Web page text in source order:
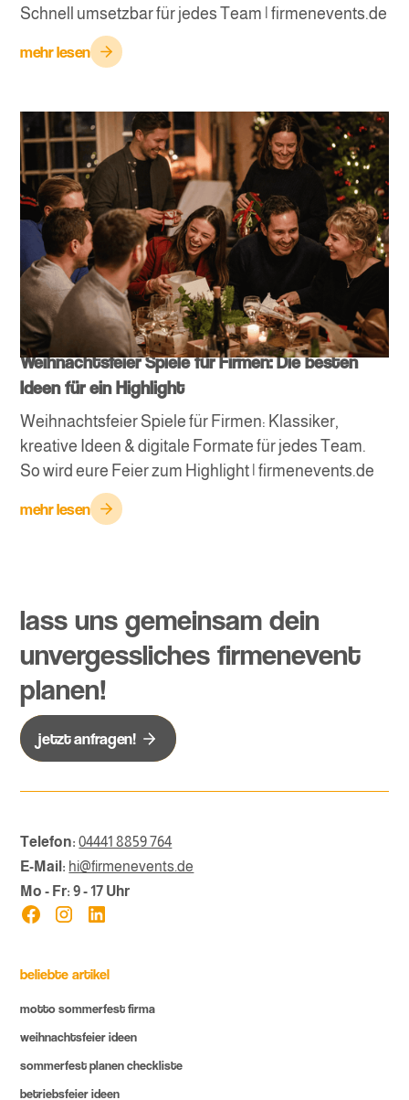
Schnell umsetzbar für jedes Team | firmenevents.de
mehr lesen
Weihnachtsfeier Spiele für Firmen: Die besten
Ideen für ein Highlight
Weihnachtsfeier Spiele für Firmen: Klassiker,
kreative Ideen & digitale Formate für jedes Team.
So wird eure Feier zum Highlight | firmenevents.de
mehr lesen
lass uns gemeinsam dein
unvergessliches firmenevent
planen!
jetzt anfragen!
Telefon: 04441 8859 764
E-Mail: hi@firmenevents.de
Mo - Fr: 9 - 17 Uhr
beliebte artikel
motto sommerfest firma
weihnachtsfeier ideen
sommerfest planen checkliste
betriebsfeier ideen